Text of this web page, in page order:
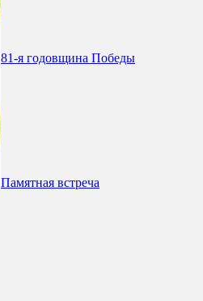
81-я годовщина Победы
Памятная встреча